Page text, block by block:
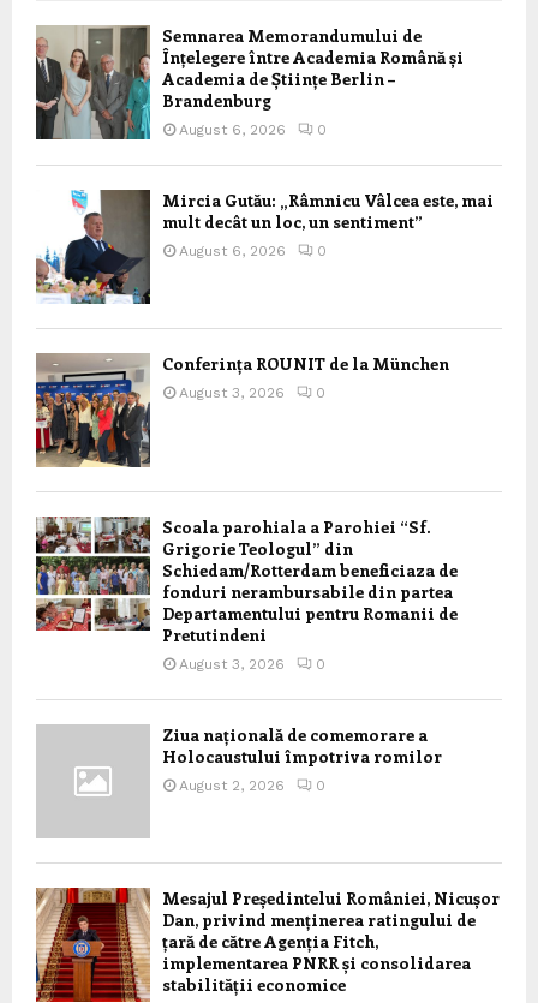
Semnarea Memorandumului de
Înțelegere între Academia Română și
Academia de Științe Berlin –
Brandenburg
August 6, 2026 0
Mircia Gutău: „Râmnicu Vâlcea este, mai
mult decât un loc, un sentiment”
August 6, 2026 0
Conferința ROUNIT de la München
August 3, 2026 0
Scoala parohiala a Parohiei “Sf.
Grigorie Teologul” din
Schiedam/Rotterdam beneficiaza de
fonduri nerambursabile din partea
Departamentului pentru Romanii de
Pretutindeni
August 3, 2026 0
Ziua națională de comemorare a
Holocaustului împotriva romilor
August 2, 2026 0
Mesajul Președintelui României, Nicușor
Dan, privind menținerea ratingului de
țară de către Agenția Fitch,
implementarea PNRR și consolidarea
stabilității economice